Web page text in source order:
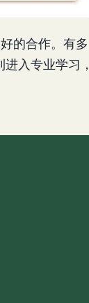
的合作。有多
入专业学习，